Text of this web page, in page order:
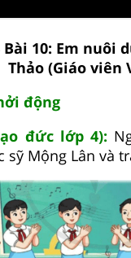
10: Em nuôi
Thảo (Giáo viên
động
đức lớp 4):
sỹ Mộng Lân và